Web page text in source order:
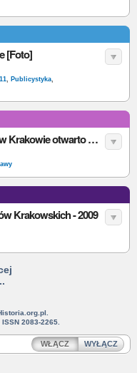
[Foto]
, Publicystyka,
W dawnej fabryce Schindlera w Krakowie otwarto wystawę „Kraków - czas okupacji 1939-45”
Krakowskich - 2009
2083-2265.
WŁĄCZ WYŁĄCZ